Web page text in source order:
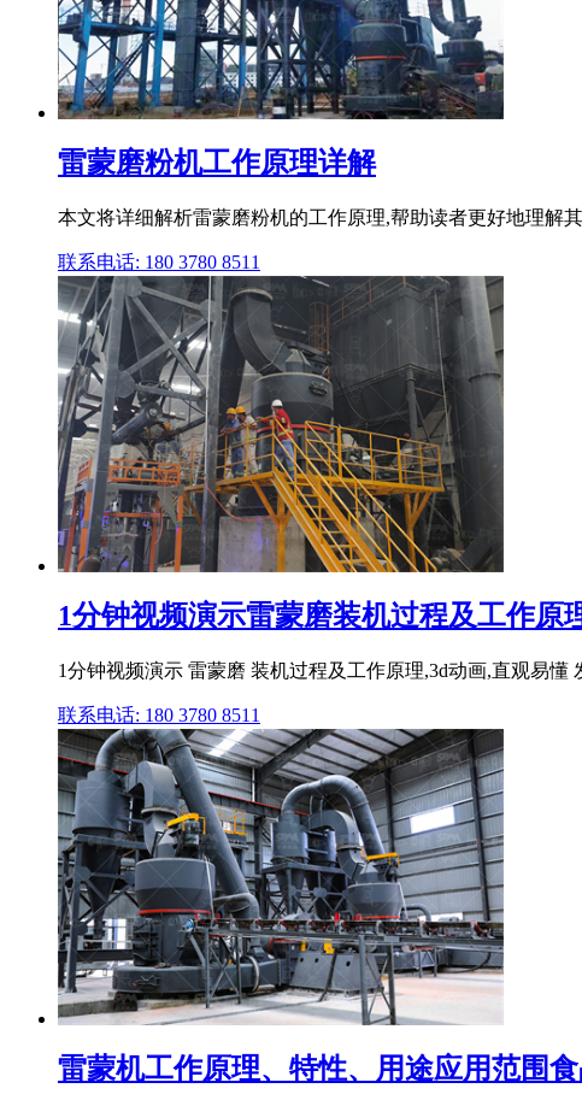
雷蒙磨粉机工作原理详解
本文将详细解析雷蒙磨粉机的工作原理,帮助读者更好地理解
联系电话: 180 3780 8511
1分钟视频演示雷蒙磨装机过程及工作原
1分钟视频演示 雷蒙磨 装机过程及工作原理,3d动画,直观易
联系电话: 180 3780 8511
雷蒙机工作原理、特性、用途应用范围